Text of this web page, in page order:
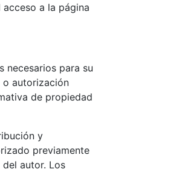
a la página
necesarios para su
o autorización
de propiedad
y
previamente
autor. Los